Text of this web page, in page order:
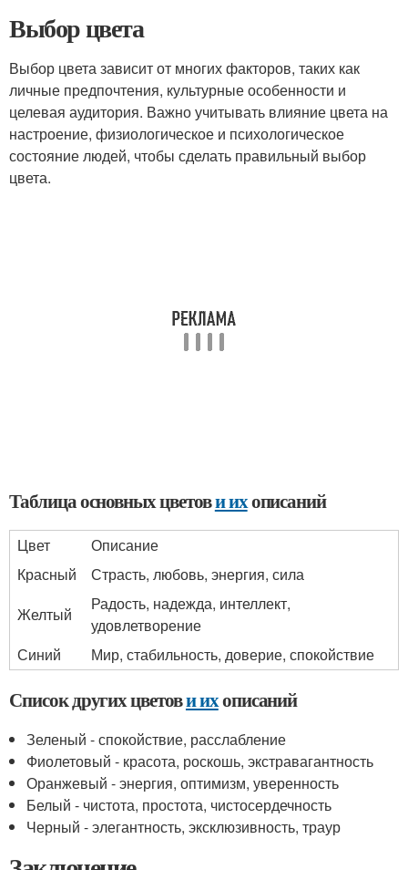
Выбор цвета
Выбор цвета зависит от многих факторов, таких как
личные предпочтения, культурные особенности и
целевая аудитория. Важно учитывать влияние цвета на
настроение, физиологическое и психологическое
состояние людей, чтобы сделать правильный выбор
цвета.
Таблица основных цветови ихописаний
Цвет
Описание
Красный
Страсть, любовь, энергия, сила
Желтый
Радость, надежда, интеллект,
удовлетворение
Синий
Мир, стабильность, доверие, спокойствие
Список других цветови ихописаний
Зеленый - спокойствие, расслабление
Фиолетовый - красота, роскошь, экстравагантность
Оранжевый - энергия, оптимизм, уверенность
Белый - чистота, простота, чистосердечность
Черный - элегантность, эксклюзивность, траур